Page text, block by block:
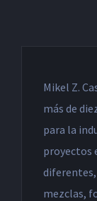
Mikel Z.
más de
para la
proyectos
diferentes,
mezclas,